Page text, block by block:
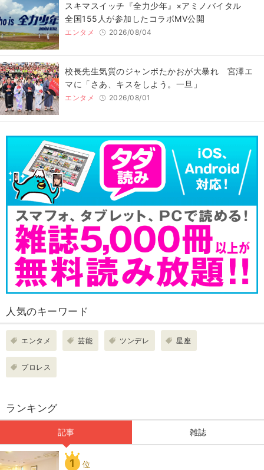
スキマスイッチ『全力少年』×アミノバイタル
全国155人が参加したコラボMV公開
エンタメ 2026/08/04
校長先生気質のジャンボたかおが大暴れ 宮澤エ
マに「さあ、キスをしよう。一旦」
エンタメ 2026/08/01
人気のキーワード
エンタメ 芸能 ツンデレ 星座
プロレス
ランキング
記事 雑誌
1 位